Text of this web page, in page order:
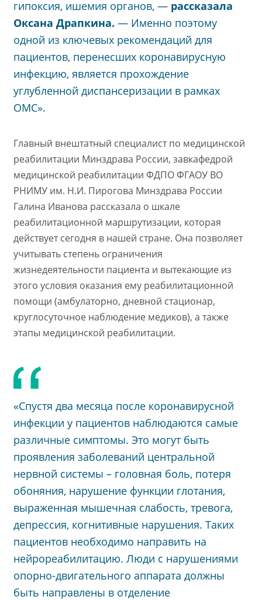
гипоксия, ишемия органов, — рассказала
Оксана Драпкина. — Именно поэтому
одной из ключевых рекомендаций для
пациентов, перенесших коронавирусную
инфекцию, является прохождение
углубленной диспансеризации в рамках
ОМС».
Главный внештатный специалист по медицинской
реабилитации Минздрава России, завкафедрой
медицинской реабилитации ФДПО ФГАОУ ВО
РНИМУ им. Н.И. Пирогова Минздрава России
Галина Иванова рассказала о шкале
реабилитационной маршрутизации, которая
действует сегодня в нашей стране. Она позволяет
учитывать степень ограничения
жизнедеятельности пациента и вытекающие из
этого условия оказания ему реабилитационной
помощи (амбулаторно, дневной стационар,
круглосуточное наблюдение медиков), а также
этапы медицинской реабилитации.
«Спустя два месяца после коронавирусной
инфекции у пациентов наблюдаются самые
различные симптомы. Это могут быть
проявления заболеваний центральной
нервной системы – головная боль, потеря
обоняния, нарушение функции глотания,
выраженная мышечная слабость, тревога,
депрессия, когнитивные нарушения. Таких
пациентов необходимо направить на
нейрореабилитацию. Люди с нарушениями
опорно-двигательного аппарата должны
быть направлены в отделение